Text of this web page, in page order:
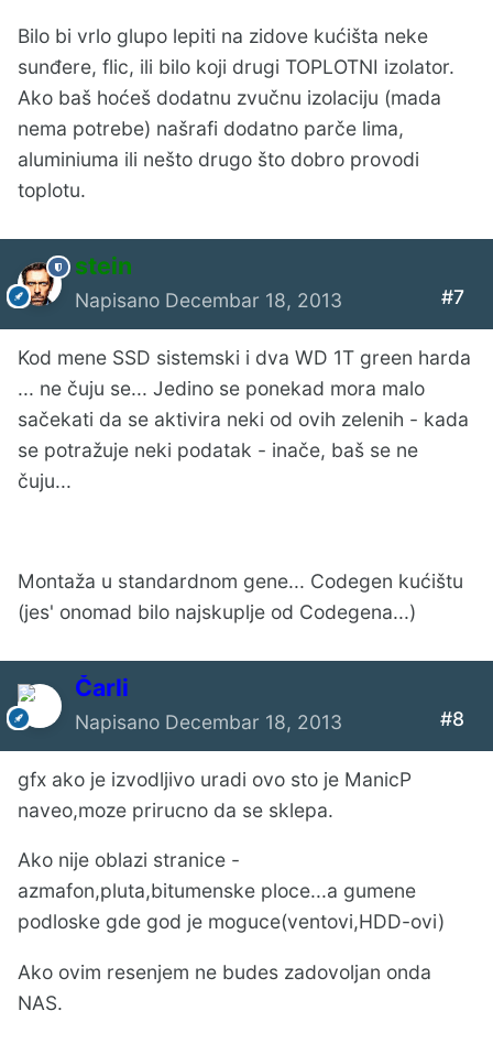
Bilo bi vrlo glupo lepiti na zidove kućišta neke
sunđere, flic, ili bilo koji drugi TOPLOTNI izolator.
Ako baš hoćeš dodatnu zvučnu izolaciju (mada
nema potrebe) našrafi dodatno parče lima,
aluminiuma ili nešto drugo što dobro provodi
toplotu.
stein
Napisano Decembar 18, 2013 #7
Kod mene SSD sistemski i dva WD 1T green harda
... ne čuju se... Jedino se ponekad mora malo
sačekati da se aktivira neki od ovih zelenih - kada
se potražuje neki podatak - inače, baš se ne
čuju...
Montaža u standardnom gene... Codegen kućištu
(jes' onomad bilo najskuplje od Codegena...)
Čarli
Napisano Decembar 18, 2013 #8
gfx ako je izvodljivo uradi ovo sto je ManicP
naveo,moze prirucno da se sklepa.
Ako nije oblazi stranice -
azmafon,pluta,bitumenske ploce...a gumene
podloske gde god je moguce(ventovi,HDD-ovi)
Ako ovim resenjem ne budes zadovoljan onda
NAS.